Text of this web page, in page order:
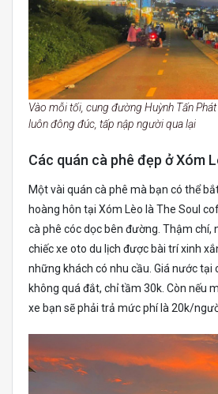
Vào mỗi tối, cung đường Huỳnh Tấn
luôn đông đúc, tấp nập người qua lại
Các quán cà phê đẹp ở Xóm
Một vài quán cà phê mà bạn có thể
hoàng hôn tại Xóm Lèo là The Soul
cà phê cóc dọc bên đường. Thậm chí,
chiếc xe oto du lịch được bài trí xinh
những khách có nhu cầu. Giá nước tại
không quá đắt, chỉ tầm 30k. Còn nếu
xe bạn sẽ phải trả mức phí là 20k/